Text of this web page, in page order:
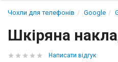
Чохли для телефонів Google
Шкіряна
Написати відгук